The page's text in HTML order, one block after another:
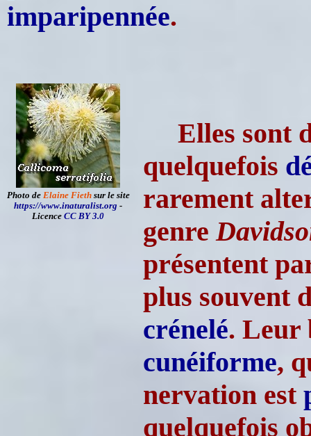
imparipennée.
Photo de Elaine Fiethsur le site
https://www.inaturalist.org -
Licence CC BY 3.0
Elles sont
quelquefois
rarement
genre
présentent
plus souvent
crénelé. Leur
cunéiforme,
nervation est
quelquefois